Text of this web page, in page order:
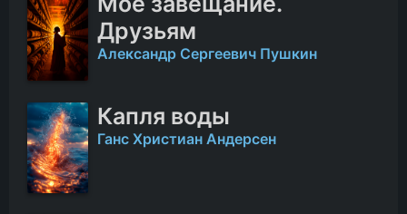
Друзьям
Александр Сергеевич Пушкин
Капля воды
Ганс Христиан Андерсен